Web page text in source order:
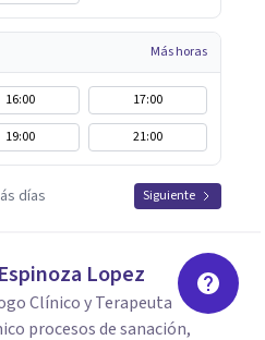
Más horas
16:00
17:00
19:00 21:00
días Siguiente
Lopez
Clínico y Terapeuta
procesos de sanación,